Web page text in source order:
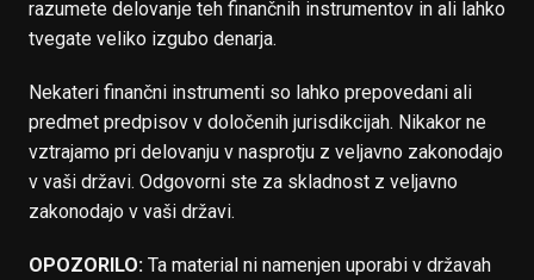
razumete delovanje teh finančnih instrumentov in ali lahko
tvegate veliko izgubo denarja.
Nekateri finančni instrumenti so lahko prepovedani ali
predmet predpisov v določenih jurisdikcijah. Nikakor ne
vztrajamo pri delovanju v nasprotju z veljavno zakonodajo
v vaši državi. Odgovorni ste za skladnost z veljavno
zakonodajo v vaši državi.
OPOZORILO:Ta material ni namenjen uporabi v državah